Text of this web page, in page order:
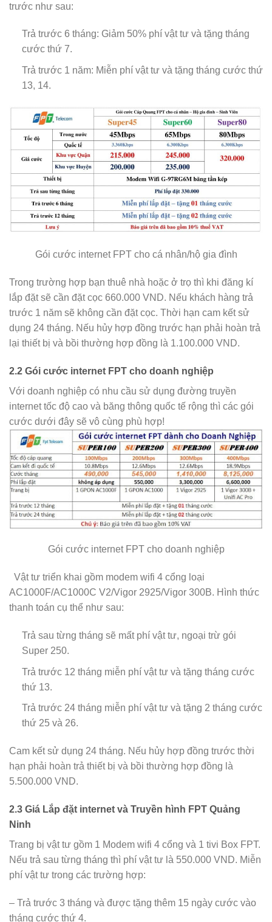
trước như sau:
Trả trước 6 tháng: Giảm 50% phí vật tư và tặng tháng
cước thứ 7.
Trả trước 1 năm: Miễn phí vật tư và tặng tháng cước thứ
13, 14.
Gói cước internet FPT cho cá nhân/hộ gia đình
Trong trường hợp bạn thuê nhà hoặc ở trọ thì khi đăng kí
lắp đặt sẽ cần đặt cọc 660.000 VND. Nếu khách hàng trả
trước 1 năm sẽ không cần đặt cọc. Thời hạn cam kết sử
dụng 24 tháng. Nếu hủy hợp đồng trước hạn phải hoàn trả
lại thiết bị và bồi thường hợp đồng là 1.100.000 VND.
2.2 Gói cước internet FPT cho doanh nghiệp
Với doanh nghiệp có nhu cầu sử dụng đường truyền
internet tốc độ cao và băng thông quốc tế rộng thì các gói
cước dưới đây sẽ vô cùng phù hợp!
Gói cước internet FPT cho doanh nghiệp
Vật tư triển khai gồm modem wifi 4 cổng loại
AC1000F/AC1000C V2/Vigor 2925/Vigor 300B. Hình thức
thanh toán cụ thể như sau:
Trả sau từng tháng sẽ mất phí vật tư, ngoại trừ gói
Super 250.
Trả trước 12 tháng miễn phí vật tư và tặng tháng cước
thứ 13.
Trả trước 24 tháng miễn phí vật tư và tặng 2 tháng cước
thứ 25 và 26.
Cam kết sử dụng 24 tháng. Nếu hủy hợp đồng trước thời
hạn phải hoàn trả thiết bị và bồi thường hợp đồng là
5.500.000 VND.
2.3 Giá Lắp đặt internet và Truyền hình FPT Quảng
Ninh
Trang bị vật tư gồm 1 Modem wifi 4 cổng và 1 tivi Box FPT.
Nếu trả sau từng tháng thì phí vật tư là 550.000 VND. Miễn
phí vật tư trong các trường hợp:
– Trả trước 3 tháng và được tặng thêm 15 ngày cước vào
tháng cước thứ 4.